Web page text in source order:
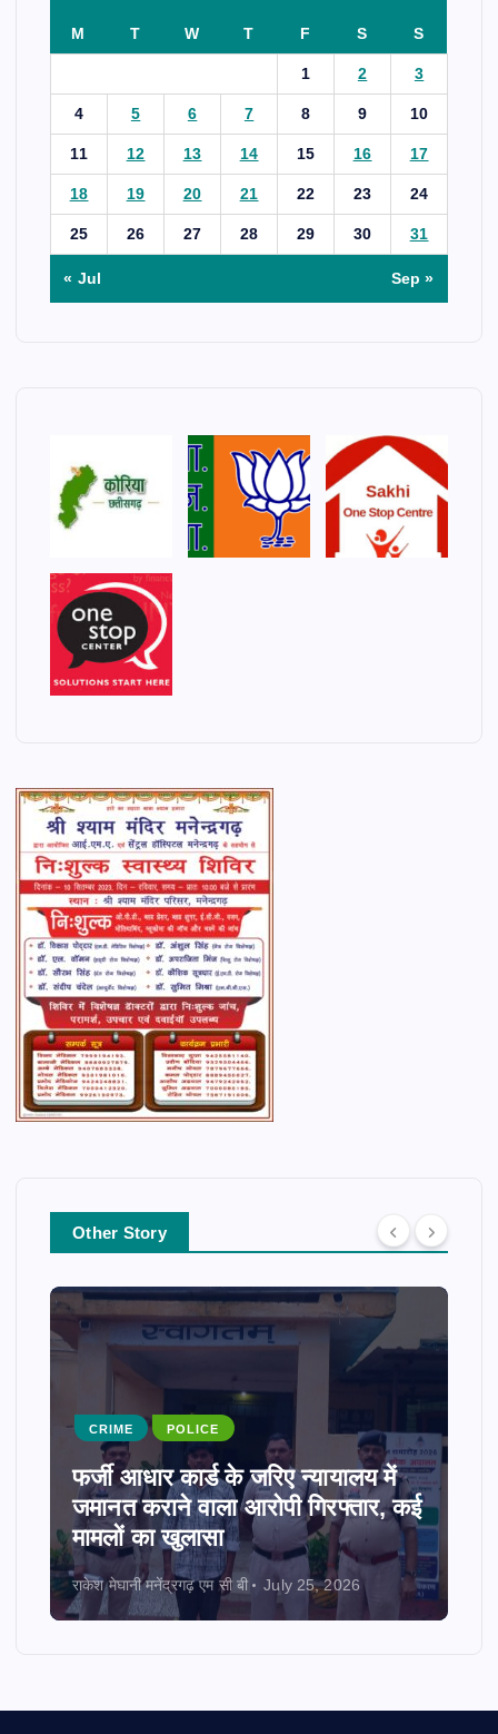
M T W T F S S
1 2 3
4 5 6 7 8 9 10
11 12 13 14 15 16 17
18 19 20 21 22 23 24
25 26 27 28 29 30 31
« Jul Sep »
Other Story
CRIME POLICE
फर्जी आधार कार्ड के जरिए न्यायालय में
जमानत कराने वाला आरोपी गिरफ्तार, कई
मामलों का खुलासा
राकेश मेघानी मनेंद्रगढ़ एम सी बी July 25, 2026